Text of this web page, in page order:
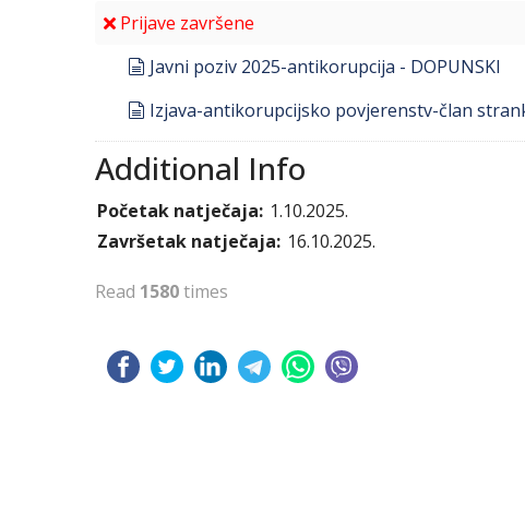
Prijave završene
document
Javni poziv 2025-antikorupcija - DOPUNSKI
document
Izjava-antikorupcijsko povjerenstv-član
Additional Info
Početak natječaja: 1.10.2025.
Završetak natječaja: 16.10.2025.
Read 1580times